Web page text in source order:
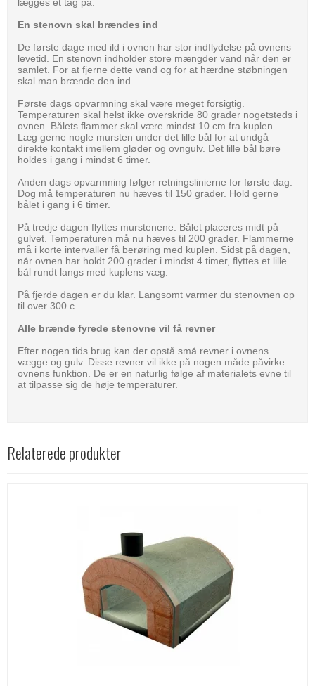
En stenovn skal brændes ind
De første dage med ild i ovnen har stor indflydelse på ovnens
levetid. En stenovn indholder store mængder vand når den er
samlet. For at fjerne dette vand og for at hærdne støbningen
skal man brænde den ind.
Første dags opvarmning skal være meget forsigtig.
Temperaturen skal helst ikke overskride 80 grader nogetsteds i
ovnen. Bålets flammer skal være mindst 10 cm fra kuplen.
Læg gerne nogle mursten under det lille bål for at undgå
direkte kontakt imellem gløder og ovngulv. Det lille bål børe
holdes i gang i mindst 6 timer.
Anden dags opvarmning følger retningslinierne for første dag.
Dog må temperaturen nu hæves til 150 grader. Hold gerne
bålet i gang i 6 timer.
På tredje dagen flyttes murstenene. Bålet placeres midt på
gulvet. Temperaturen må nu hæves til 200 grader. Flammerne
må i korte intervaller få berøring med kuplen. Sidst på dagen,
når ovnen har holdt 200 grader i mindst 4 timer, flyttes et lille
bål rundt langs med kuplens væg.
På fjerde dagen er du klar. Langsomt varmer du stenovnen op
til over 300 c.
Alle brænde fyrede stenovne vil få revner
Efter nogen tids brug kan der opstå små revner i ovnens
vægge og gulv. Disse revner vil ikke på nogen måde påvirke
ovnens funktion. De er en naturlig følge af materialets evne til
at tilpasse sig de høje temperaturer.
Relaterede produkter